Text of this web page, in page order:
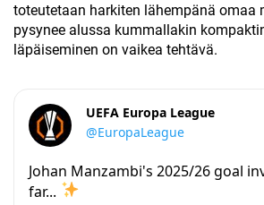
toteutetaan harkiten lähempänä omaa
pysynee alussa kummallakin
läpäiseminen on vaikea tehtävä.
UEFA Europa League
@EuropaLeague
Johan Manzambi's 2025/26 goal
far...